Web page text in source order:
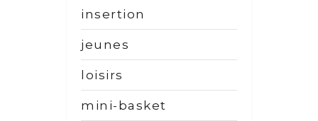
insertion
jeunes
loisirs
mini-basket